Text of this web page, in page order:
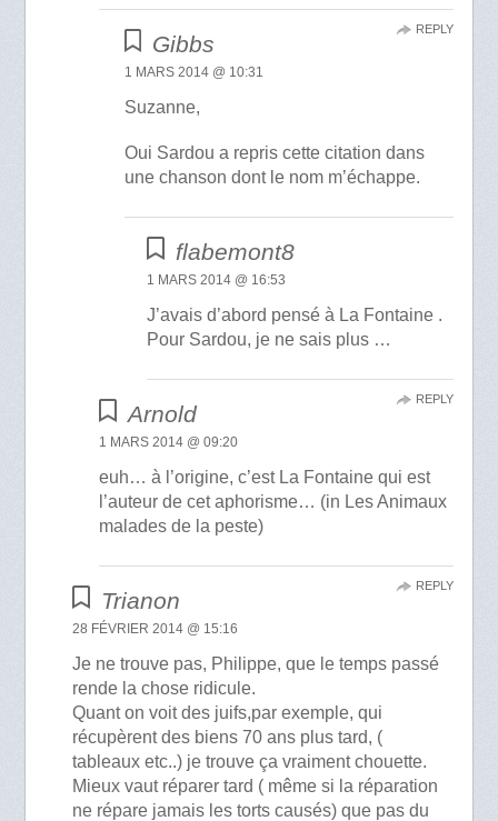
Gibbs
1 MARS 2014 @ 10:31
Suzanne,
Oui Sardou a repris cette citation dans
une chanson dont le nom m’échappe.
REPLY
flabemont8
1 MARS 2014 @ 16:53
J’avais d’abord pensé à La Fontaine .
Pour Sardou, je ne sais plus …
Arnold
1 MARS 2014 @ 09:20
euh… à l’origine, c’est La Fontaine qui est
l’auteur de cet aphorisme… (in Les Animaux
malades de la peste)
REPLY
Trianon
28 FÉVRIER 2014 @ 15:16
Je ne trouve pas, Philippe, que le temps passé
rende la chose ridicule.
Quant on voit des juifs,par exemple, qui
récupèrent des biens 70 ans plus tard, (
tableaux etc..) je trouve ça vraiment chouette.
Mieux vaut réparer tard ( même si la réparation
ne répare jamais les torts causés) que pas du
REPLY